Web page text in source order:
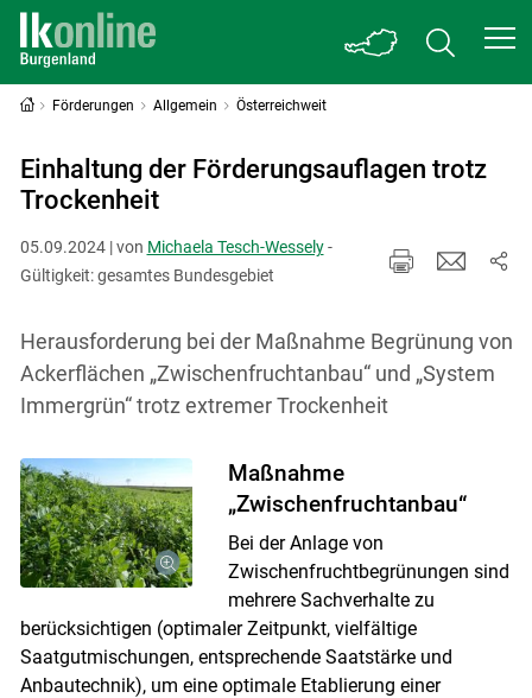
Förderungen Allgemein Österreichweit
Einhaltung der Förderungsauflagen trotz
Trockenheit
05.09.2024 | von Michaela Tesch-Wessely-
Gültigkeit: gesamtes Bundesgebiet
Herausforderung bei der Maßnahme Begrünung von
Ackerflächen „Zwischenfruchtanbau“ und „System
Immergrün“ trotz extremer Trockenheit
Maßnahme
„Zwischenfruchtanbau“
Bei der Anlage von
Zwischenfruchtbegrünungen sind
mehrere Sachverhalte zu
berücksichtigen (optimaler Zeitpunkt, vielfältige
Saatgutmischungen, entsprechende Saatstärke und
Anbautechnik), um eine optimale Etablierung einer